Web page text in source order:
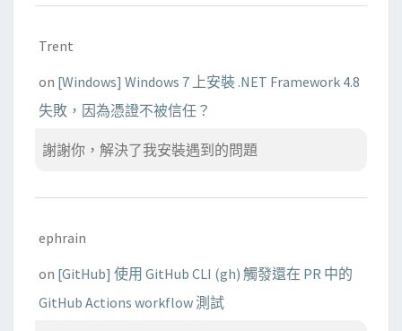
Trent
on [Windows] Windows 7 上安裝 .NET Framework 4.8
失敗，因為憑證不被信任？
謝謝你，解決了我安裝遇到的問題
ephrain
on [GitHub] 使用 GitHub CLI (gh) 觸發還在 PR 中的
GitHub Actions workflow 測試